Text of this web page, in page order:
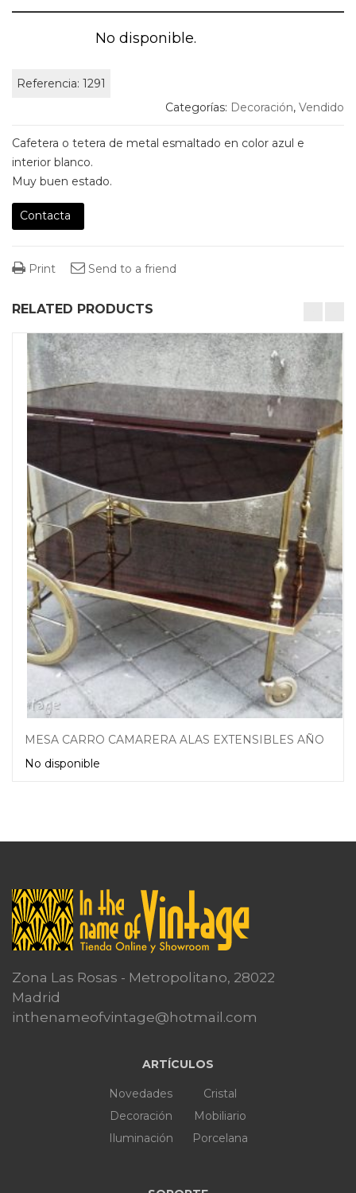
No disponible.
Referencia: 1291
Categorías: Decoración, Vendido
Cafetera o tetera de metal esmaltado en color azul e
interior blanco.
Muy buen estado.
Contacta
Print Send to a friend
RELATED PRODUCTS
No disponible
Zona Las Rosas - Metropolitano, 28022
Madrid
inthenameofvintage@hotmail.com
ARTÍCULOS
Novedades
Decoración
Iluminación
Cristal
Mobiliario
Porcelana